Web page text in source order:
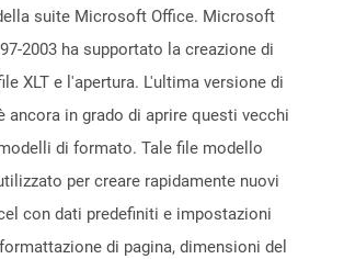
suite Microsoft Office. Microsoft
2003 ha supportato la creazione di
XLT e l'apertura. L'ultima versione di
ancora in grado di aprire questi vecchi
di formato. Tale file modello
per creare rapidamente nuovi
con dati predefiniti e impostazioni
di pagina, dimensioni del